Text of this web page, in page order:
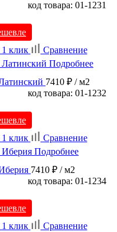
код товара: 01-1231
клик
Сравнение
Подробнее
7410 ₽ / м2
код товара: 01-1232
клик
Сравнение
Подробнее
7410 ₽ / м2
код товара: 01-1234
клик
Сравнение